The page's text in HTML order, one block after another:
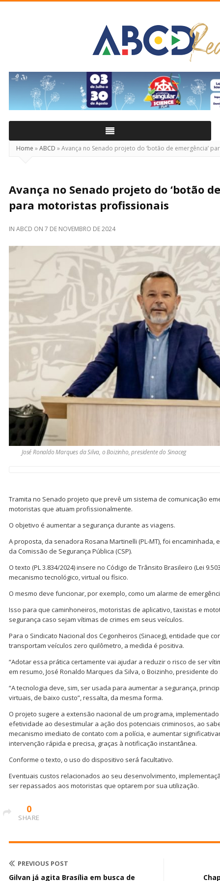
Real
Home »ABCD »Avança no Senado projeto do ‘botão de emergência’
Avança no Senado projeto do ‘botão
para motoristas profissionais
IN ABCD ON 7 DE NOVEMBRO DE 2024
José Ronaldo Marques da Silva, o Boizinho, presidente do Sinaceg
Tramita no Senado projeto que prevê um sistema de comunicação
motoristas que atuam profissionalmente.
O objetivo é aumentar a segurança durante as viagens.
A proposta, da senadora Rosana Martinelli (PL-MT), foi encaminhada,
da Comissão de Segurança Pública (CSP).
O texto (PL 3.834/2024) insere no Código de Trânsito Brasileiro (Lei
mecanismo tecnológico, virtual ou físico.
O mesmo deve funcionar, por exemplo, como um alarme de
Isso para que caminhoneiros, motoristas de aplicativo, taxistas e
segurança caso sejam vítimas de crimes em seus veículos.
Para o Sindicato Nacional dos Cegonheiros (Sinaceg), entidade que
transportam veículos zero quilômetro, a medida é positiva.
“Adotar essa prática certamente vai ajudar a reduzir o risco de ser
em resumo, José Ronaldo Marques da Silva, o Boizinho, presidente do
“A tecnologia deve, sim, ser usada para aumentar a segurança,
virtuais, de baixo custo”, ressalta, da mesma forma.
O projeto sugere a extensão nacional de um programa,
efetividade ao desestimular a ação dos potenciais criminosos, ao
mecanismo imediato de contato com a polícia, e aumentar
intervenção rápida e precisa, graças à notificação instantânea.
Conforme o texto, o uso do dispositivo será facultativo.
Eventuais custos relacionados ao seu desenvolvimento,
ser repassados aos motoristas que optarem por sua utilização.
0
SHARE
PREVIOUS POST
Gilvan já agita Brasília em busca de